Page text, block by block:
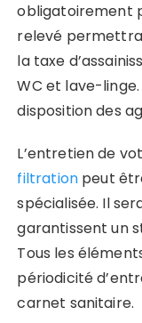
obligatoirement
relevé
la taxe
WC et lave-
disposition des
L’entretien de
filtration peut
spécialisée. Il
garantissent un
Tous les
périodicité
carnet sanitaire.